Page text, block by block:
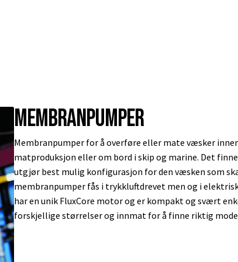
Membranpumper
Membranpumper for å overføre eller mate væsker
matproduksjon eller om bord i skip og marine. Det
utgjør best mulig konfigurasjon for den væsken som
membranpumper fås i trykkluftdrevet men og i elektrisk
har en unik FluxCore motor og er kompakt og svært
forskjellige størrelser og innmat for å finne riktig